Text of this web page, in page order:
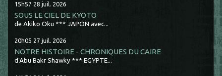
15h57 28 juil. 2026
SOUS LE CIEL DE KYOTO
de Akiko Oku *** JAPON avec...
20h05 27 juil. 2026
NOTRE HISTOIRE - CHRONIQUES DU CAIRE
d'Abu Bakr Shawky *** EGYPTE...